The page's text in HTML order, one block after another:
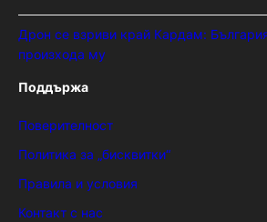
Дрон се взриви край Кардам:
произхода му
Поддържа
Поверителност
Политика за „бисквитки“
Правила и условия
Контакт с нас